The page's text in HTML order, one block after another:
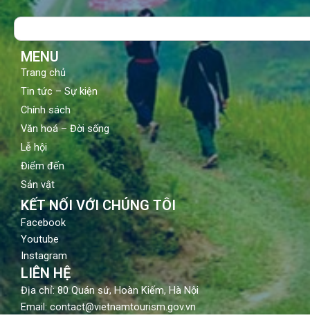
o
b
g
Search
MENU
Trang chủ
Tin tức – Sự kiện
Chính sách
Văn hoá – Đời sống
Lễ hội
Điểm đến
Sản vật
KẾT NỐI VỚI CHÚNG TÔI
Facebook
Youtube
Instagram
LIÊN HỆ
Địa chỉ: 80 Quán sứ, Hoàn Kiếm, Hà Nội
Email: contact@vietnamtourism.gov.vn